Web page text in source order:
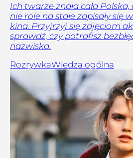
Ich twarze znała cała
nie role na stałe zapisały się
kina. Przyjrzyj się zdjęciom
sprawdź, czy potrafisz
nazwiska.
RozrywkaWiedza ogólna